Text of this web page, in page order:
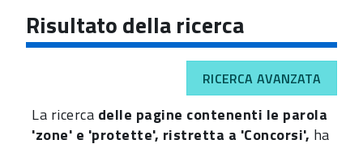
navigazione
Risultato della ricerca
RICERCA AVANZATA
La ricerca delle pagine contenenti le parola
'zone' e 'protette', ristretta a 'Concorsi', ha